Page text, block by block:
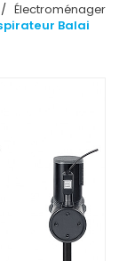
Électroménager
Balai